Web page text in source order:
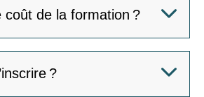
coût de la formation ?
?